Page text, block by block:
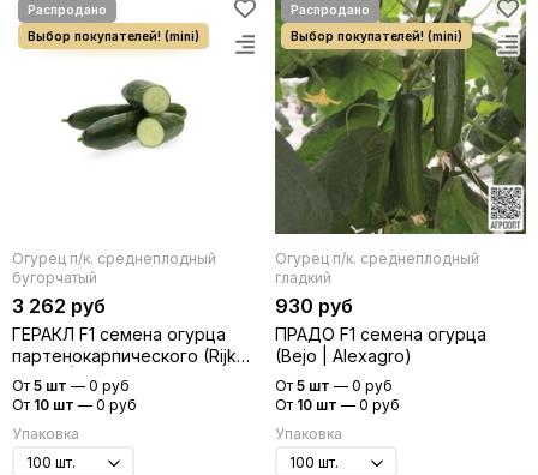
Огурец п/к. среднеплодный
бугорчатый
3 262 руб
ГЕРАКЛ F1 семена огурца
партенокарпического (Rijk
Zwaan | Alexagro)
От 5 шт — 0 руб
От 10 шт — 0 руб
Упаковка
Огурец п/к. среднеплодный
гладкий
930 руб
ПРАДО F1 семена огурца
(Bejo | Alexagro)
От 5 шт — 0 руб
От 10 шт — 0 руб
Упаковка